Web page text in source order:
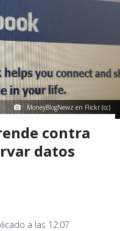
MoneyBlogNewz en Flickr (cc)
contra
datos
a las 12:07